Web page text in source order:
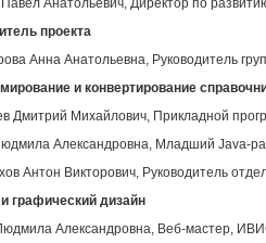
Анатольевич, Директор по
проекта
Анна Анатольевна, Руководитель
и конвертирование
Дмитрий Михайлович, Прикладной
Александровна, Младший Java-
Антон Викторович, Руководитель
графический дизайн
Александровна, Веб-мастер,